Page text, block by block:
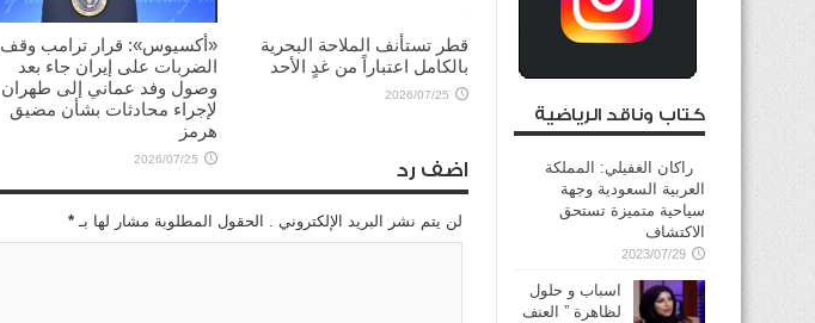
قطر تستأنف الملاحة البحرية
بالكامل اعتباراً من غدٍ الأحد
2026/07/25
«أكسيوس»: قرار ترامب وقف
الضربات على إيران جاء بعد
وصول وفد عماني إلى طهران
لإجراء محادثات بشأن مضيق
هرمز
2026/07/25 اضف رد
لن يتم نشر البريد الإلكتروني . الحقول المطلوبة مشار لها بـ *
كتاب وناقد الرياضية
راكان الغفيلي: المملكة
العربية السعودية وجهة
سياحية متميزة تستحق
الاكتشاف
2023/07/29
اسباب و حلول
لظاهرة ” العنف